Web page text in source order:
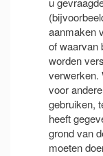
aanmaken
of waarvan
worden
verwerken.
voor
gebruiken,
heeft
grond van
moeten